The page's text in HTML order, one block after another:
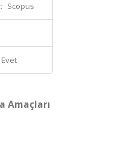
Scopus
Evet
Amaçları